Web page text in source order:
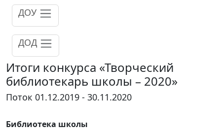
ДОУ
ДОД
Итоги конкурса «Творческий
библиотекарь школы – 2020»
Поток 01.12.2019 - 30.11.2020
Библиотека школы